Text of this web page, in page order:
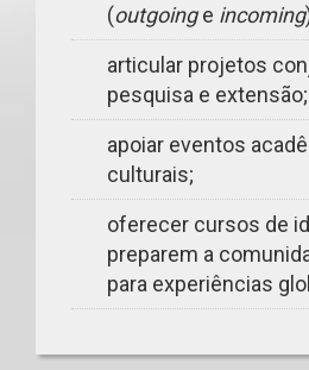
(outgoinge incoming
articular projetos
pesquisa e extensão;
apoiar eventos
culturais;
oferecer cursos de
preparem a
para experiências